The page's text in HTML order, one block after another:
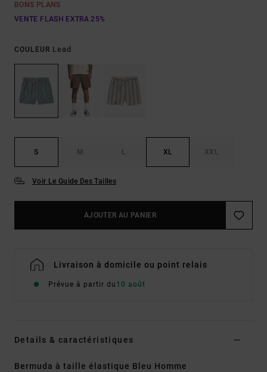
BONS PLANS
VENTE FLASH EXTRA 25%
COULEUR Lead
S M L XL XXL
Voir Le Guide Des Tailles
AJOUTER AU PANIER
Livraison à domicile ou point relais
Prévue à partir du 10 août
Details & caractéristiques
Bermuda à taille élastique Bleu Homme